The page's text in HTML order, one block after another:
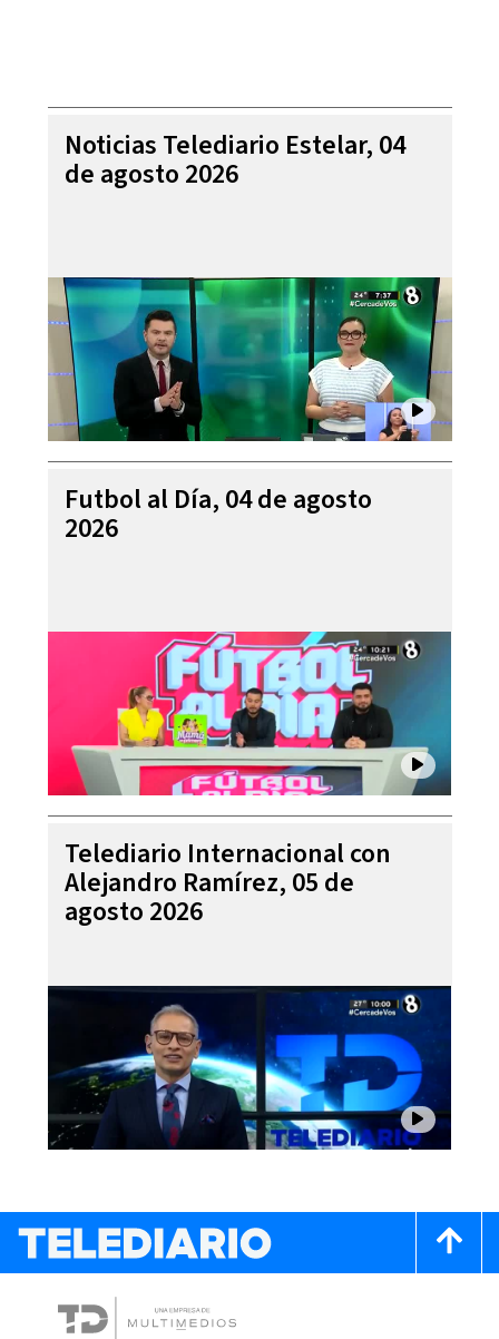
Noticias Telediario Estelar, 04
de agosto 2026
Futbol al Día, 04 de agosto
2026
Telediario Internacional con
Alejandro Ramírez, 05 de
agosto 2026